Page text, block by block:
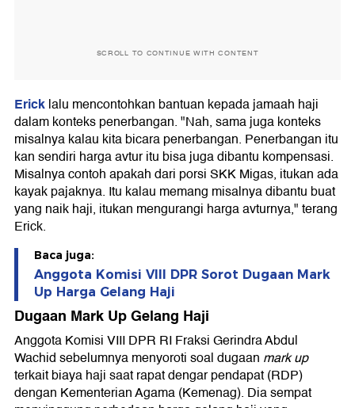
SCROLL TO CONTINUE WITH CONTENT
Ericklalu mencontohkan bantuan kepada jamaah haji
dalam konteks penerbangan. "Nah, sama juga konteks
misalnya kalau kita bicara penerbangan. Penerbangan itu
kan sendiri harga avtur itu bisa juga dibantu kompensasi.
Misalnya contoh apakah dari porsi SKK Migas, itukan ada
kayak pajaknya. Itu kalau memang misalnya dibantu buat
yang naik haji, itukan mengurangi harga avturnya," terang
Erick.
Baca juga:
Anggota Komisi VIII DPR Sorot Dugaan Mark
Up Harga Gelang Haji
Dugaan Mark Up Gelang Haji
Anggota Komisi VIII DPR RI Fraksi Gerindra Abdul
Wachid sebelumnya menyoroti soal dugaan mark up
terkait biaya haji saat rapat dengar pendapat (RDP)
dengan Kementerian Agama (Kemenag). Dia sempat